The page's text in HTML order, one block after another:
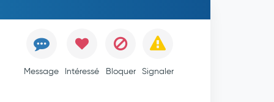
Message Intéressé Bloquer Signaler